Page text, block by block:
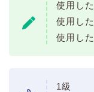
使用し
使用し
使用し
1級